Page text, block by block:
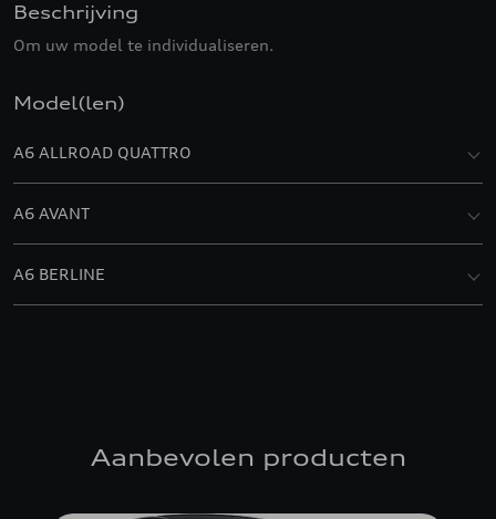
Beschrijving
Om uw model te individualiseren.
Model(len)
A6 ALLROAD QUATTRO
A6 AVANT
A6 BERLINE
Aanbevolen producten